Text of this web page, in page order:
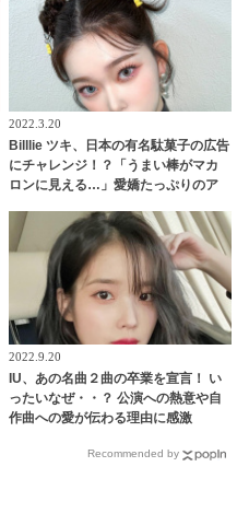
2022.3.20
Billlie ツキ、日本の有名駄菓子の広告
にチャレンジ！？「うまい棒がマカ
ロンに見える…」愛嬌たっぷりのア
2022.9.20
IU、あの名曲２曲の卒業を宣言！ い
ったいなぜ・・？ 公演への熱意や自
作曲への愛が伝わる理由に感激
Recommended by